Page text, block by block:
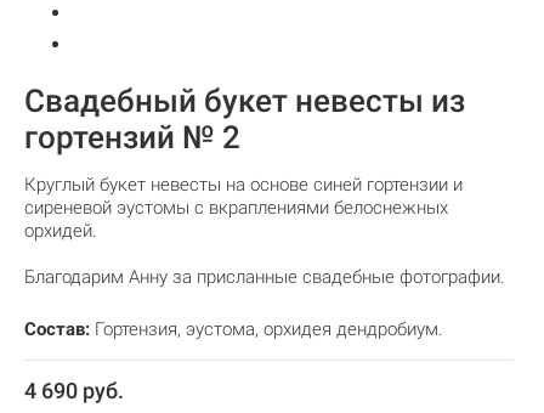
Свадебный букет невесты из
гортензий № 2
Круглый букет невесты на основе синей гортензии и
сиреневой эустомы с вкраплениями белоснежных
орхидей.
Благодарим Анну за присланные свадебные фотографии.
Состав: Гортензия, эустома, орхидея дендробиум.
4 690 руб.